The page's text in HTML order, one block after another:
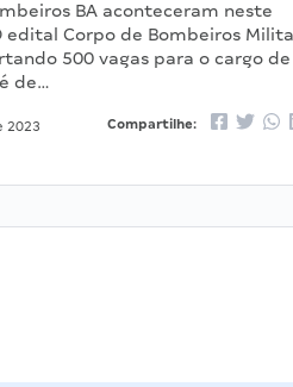
BA aconteceram neste
edital Corpo de Bombeiros
500 vagas para o cargo de
de…
2023 Compartilhe: